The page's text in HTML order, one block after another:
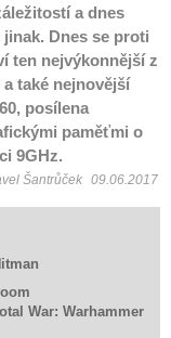
a dnes
Dnes se proti
ten nejvýkonnější z
a také nejnovější
posílena
paměťmi o
9GHz.
Šantrůček 09.06.2017
War: Warhammer